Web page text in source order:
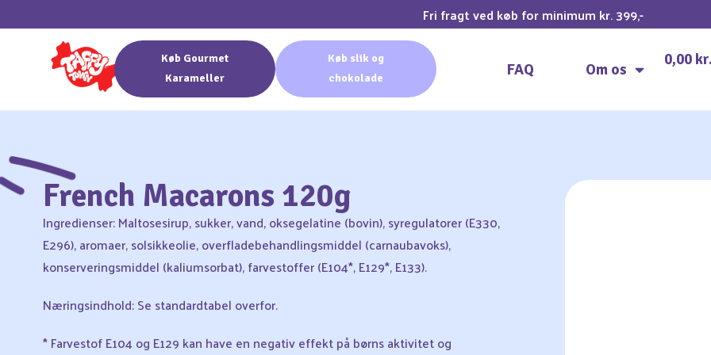
Fri fragt ved køb for minimum kr. 399,-
Køb Gourmet
Karameller
Køb slik og
chokolade
FAQ Om os
0,00
French Macarons 120g
Ingredienser: Maltosesirup, sukker, vand, oksegelatine (bovin), syregulatorer (E330,
E296), aromaer, solsikkeolie, overfladebehandlingsmiddel (carnaubavoks),
konserveringsmiddel (kaliumsorbat), farvestoffer (E104*, E129*, E133).
Næringsindhold: Se standardtabel overfor.
* Farvestof E104 og E129 kan have en negativ effekt på børns aktivitet og